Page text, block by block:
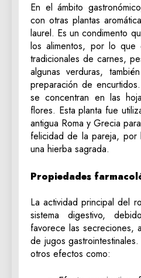
En el ámbito
con otras plantas
laurel. Es un condimento
los alimentos, por lo que
tradicionales de carnes,
algunas verduras,
preparación de
se concentran en las
flores. Esta planta fue
antigua Roma y Grecia
felicidad de la pareja, por
una hierba sagrada.
Propiedades
La actividad principal del
sistema digestivo,
favorece las secreciones,
de jugos
otros efectos como: